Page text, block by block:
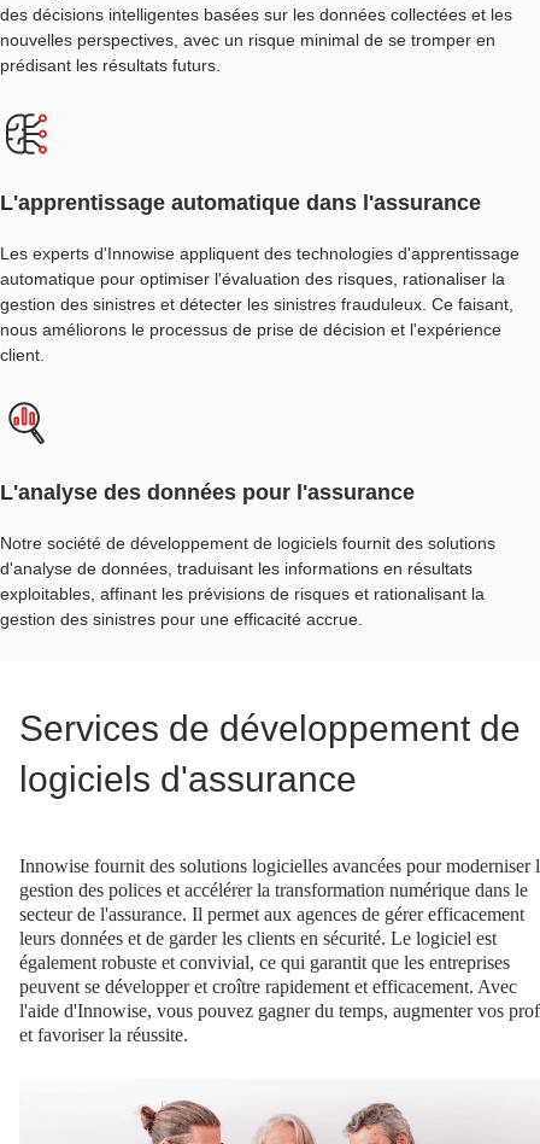
des décisions intelligentes basées sur les données collectées et les
nouvelles perspectives, avec un risque minimal de se tromper en
prédisant les résultats futurs.
L'apprentissage automatique dans l'assurance
Les experts d'Innowise appliquent des technologies d'apprentissage
automatique pour optimiser l'évaluation des risques, rationaliser la
gestion des sinistres et détecter les sinistres frauduleux. Ce faisant,
nous améliorons le processus de prise de décision et l'expérience
client.
L'analyse des données pour l'assurance
Notre société de développement de logiciels fournit des solutions
d'analyse de données, traduisant les informations en résultats
exploitables, affinant les prévisions de risques et rationalisant la
gestion des sinistres pour une efficacité accrue.
Services de développement de
logiciels d'assurance
Innowise fournit des solutions logicielles avancées pour moderniser
gestion des polices et accélérer la transformation numérique dans le
secteur de l'assurance. Il permet aux agences de gérer efficacement
leurs données et de garder les clients en sécurité. Le logiciel est
également robuste et convivial, ce qui garantit que les entreprises
peuvent se développer et croître rapidement et efficacement. Avec
l'aide d'Innowise, vous pouvez gagner du temps, augmenter vos
et favoriser la réussite.